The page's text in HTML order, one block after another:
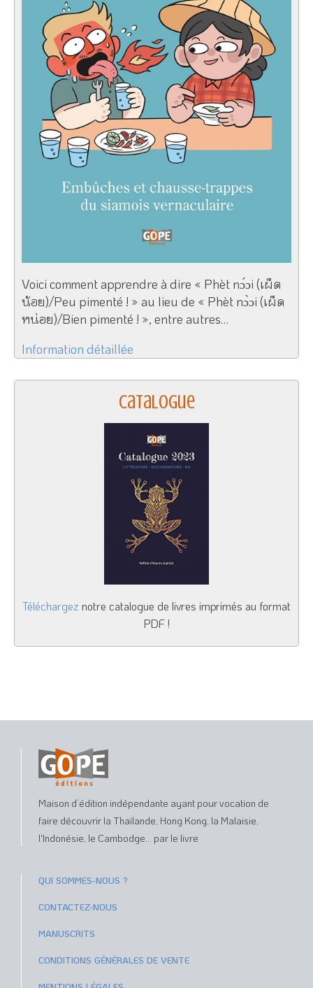
Voici comment apprendre à dire « Phèt nɔ́ɔi (เผ็ด
น้อย)/Peu pimenté ! » au lieu de « Phèt nɔ̀ɔi (เผ็ด
หน่อย)/Bien pimenté ! », entre autres…
Information détaillée
Catalogue
Téléchargez notre catalogue de livres imprimés au format
PDF !
Maison d’édition indépendante ayant pour vocation de
faire découvrir la Thaïlande, Hong Kong, la Malaisie,
l'Indonésie, le Cambodge... par le livre
QUI SOMMES-NOUS ?
CONTACTEZ-NOUS
MANUSCRITS
CONDITIONS GÉNÉRALES DE VENTE